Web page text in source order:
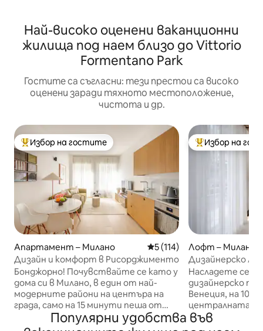
Най-високо оценени ваканционни
жилища под наем близо до Vittorio
Formentano Park
Гостите са съгласни: тези престои са високо
оценени заради тяхното местоположение,
чистота и др.
Най-популярен избор на гостите
Избор на гостите
Апартамент – Милано Средна оценка: 5 от 5,
5 (114)
Дизайн и комфорт в Рисорджименто
Бонджорно! Почувствайте се като у
дома си в Милано, в един от най-
модерните райони на центъра на
града, само на 15 минути пеша от
катедралата. Отседнете в красив
дизайнерски апартамент на улица
Най-популярен
Избор на
Лофт – Милано
Дизайнерско
централната
Насладете се
дизайнерско
Венеция, на 10
централната
представете
модерен лофт в
Популярни удобства във